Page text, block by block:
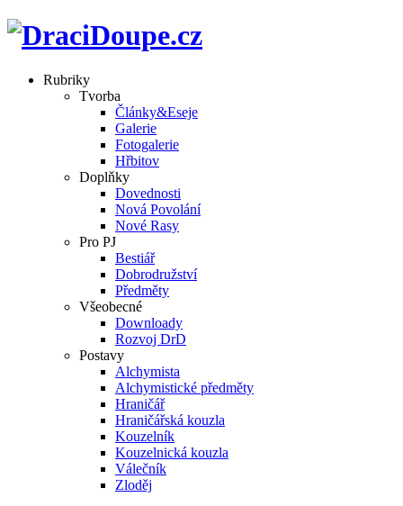
Rubriky
Tvorba
Články&Eseje
Galerie
Fotogalerie
Hřbitov
Doplňky
Dovednosti
Nová Povolání
Nové Rasy
Pro PJ
Bestiář
Dobrodružství
Předměty
Všeobecné
Downloady
Rozvoj DrD
Postavy
Alchymista
Alchymistické předměty
Hraničář
Hraničářská kouzla
Kouzelník
Kouzelnická kouzla
Válečník
Zloděj